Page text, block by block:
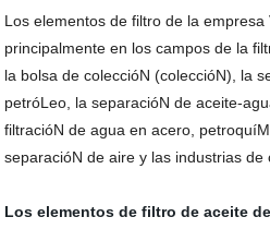
Los elementos de filtro de la empresa
principalmente en los campos de la
la bolsa de coleccióN (coleccióN), la
petróLeo, la separacióN de aceite-
filtracióN de agua en acero,
separacióN de aire y las industrias de
Los elementos de filtro de aceite